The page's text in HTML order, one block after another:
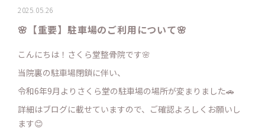
2025.05.26
🌸【重要】駐車場のご利用について🌸
こんにちは！さくら堂整骨院です🌸
当院裏の駐車場閉鎖に伴い、
令和6年9月よりさくら堂の駐車場の場所が変まりました🚗
詳細はブログに載せていますので、ご確認よろしくお願いし
ます😊